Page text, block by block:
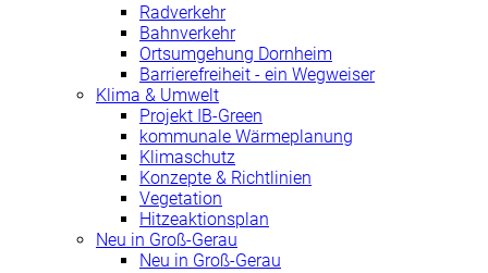
Radverkehr
Bahnverkehr
Ortsumgehung Dornheim
Barrierefreiheit - ein Wegweiser
Klima & Umwelt
Projekt IB-Green
kommunale Wärmeplanung
Klimaschutz
Konzepte & Richtlinien
Vegetation
Hitzeaktionsplan
Neu in Groß-Gerau
Neu in Groß-Gerau